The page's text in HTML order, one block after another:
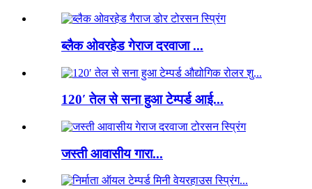
ब्लैक ओवरहेड गेराज दरवाजा ...
120′ तेल से सना हुआ टेम्पर्ड आई...
जस्ती आवासीय गारा...